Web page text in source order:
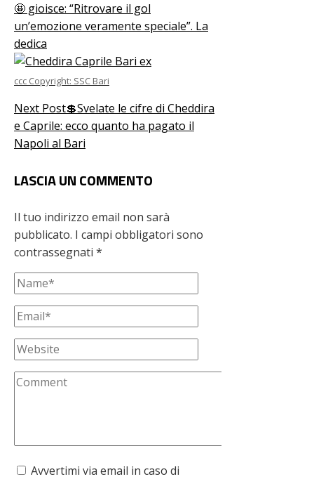
🤩 gioisce: “Ritrovare il gol
un’emozione veramente speciale”. La
dedica
ccc Copyright: SSC Bari
Next Post💲Svelate le cifre di Cheddira
e Caprile: ecco quanto ha pagato il
Napoli al Bari
LASCIA UN COMMENTO
Il tuo indirizzo email non sarà
pubblicato. I campi obbligatori sono
contrassegnati *
Avvertimi via email in caso di